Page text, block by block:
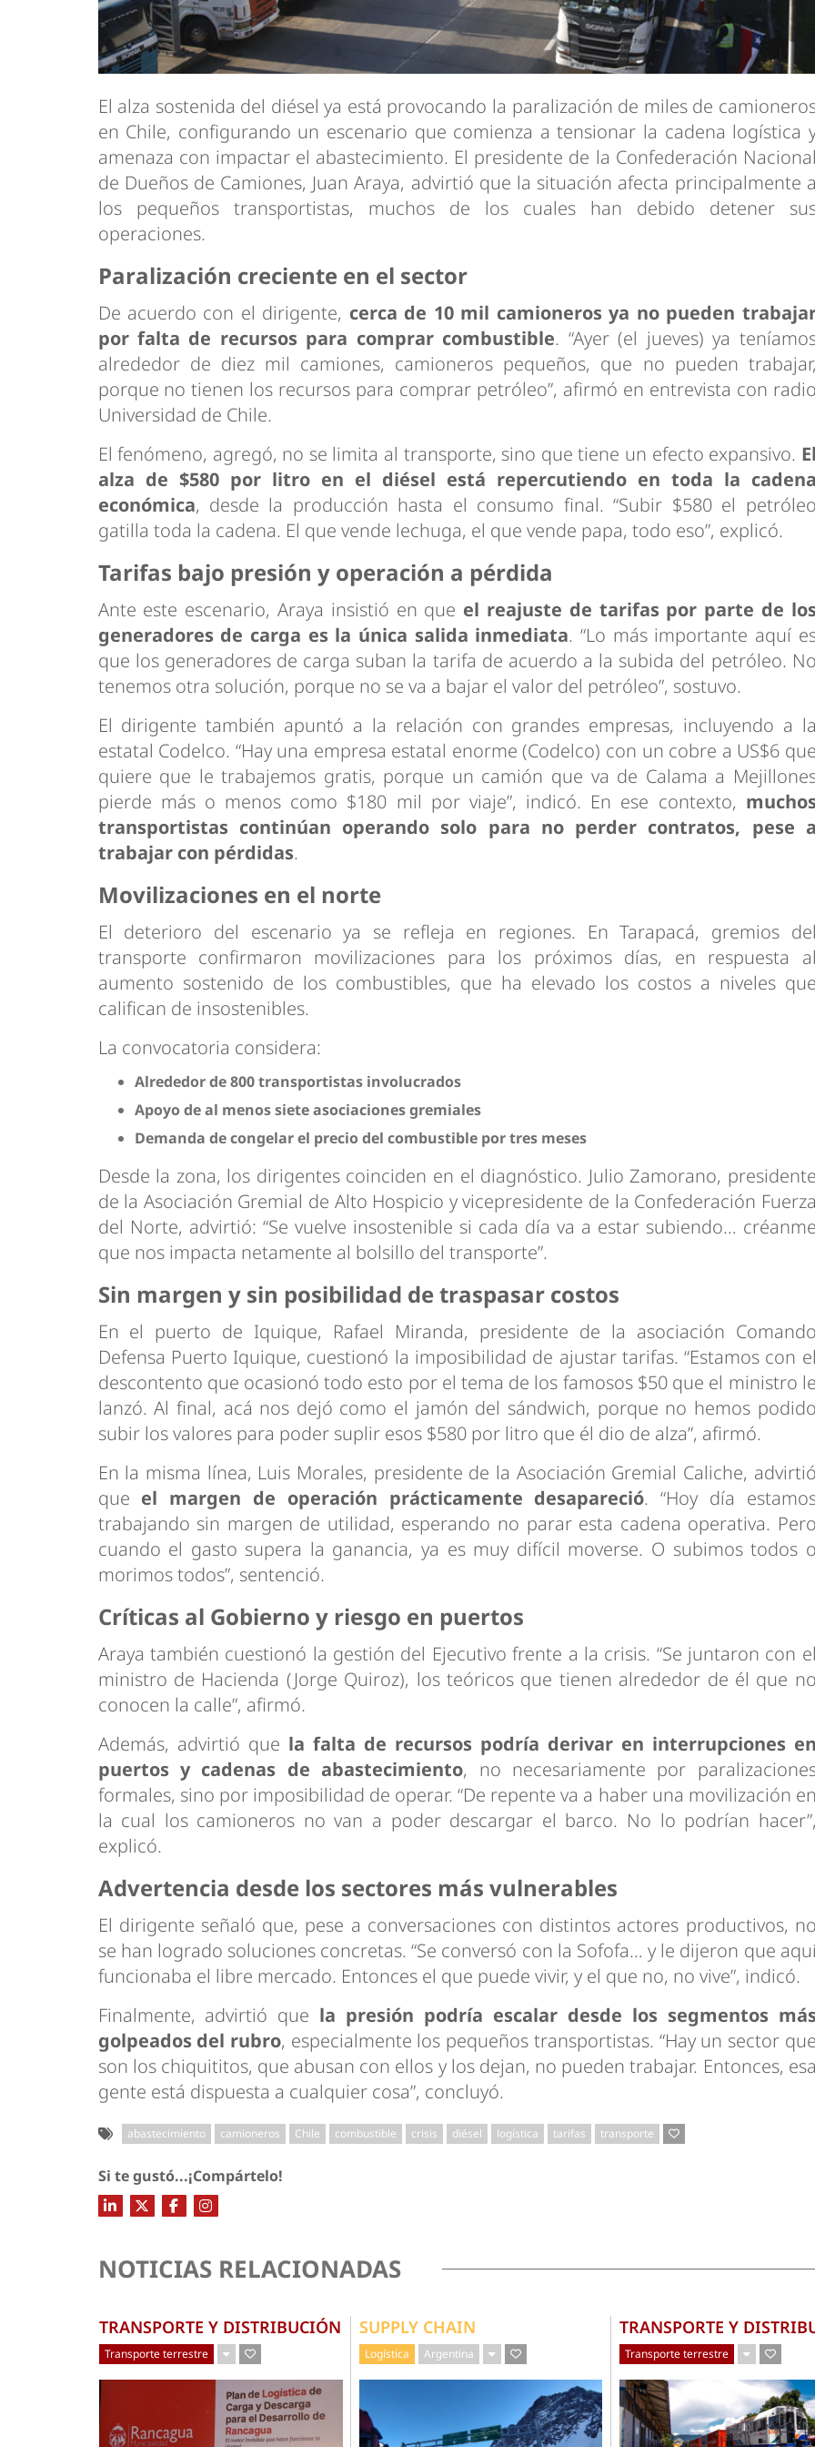
El alza sostenida del diésel ya está provocando la paralización de miles de
en Chile, configurando un escenario que comienza a tensionar la cadena logística
amenaza con impactar el abastecimiento. El presidente de la Confederación Nacional
de Dueños de Camiones, Juan Araya, advirtió que la situación afecta principalmente a
los pequeños transportistas, muchos de los cuales han debido detener
operaciones.
Paralización creciente en el sector
De acuerdo con el dirigente, cerca de 10 mil camioneros ya no pueden
por falta de recursos para comprar combustible. “Ayer (el jueves) ya
alrededor de diez mil camiones, camioneros pequeños, que no pueden trabajar,
porque no tienen los recursos para comprar petróleo”, afirmó en entrevista con radio
Universidad de Chile.
El fenómeno, agregó, no se limita al transporte, sino que tiene un efecto expansivo. El
alza de $580 por litro en el diésel está repercutiendo en toda la cadena
económica, desde la producción hasta el consumo final. “Subir $580 el petróleo
gatilla toda la cadena. El que vende lechuga, el que vende papa, todo eso”, explicó.
Tarifas bajo presión y operación a pérdida
Ante este escenario, Araya insistió en que el reajuste de tarifas por parte de
generadores de carga es la única salida inmediata. “Lo más importante aquí
que los generadores de carga suban la tarifa de acuerdo a la subida del petróleo. No
tenemos otra solución, porque no se va a bajar el valor del petróleo”, sostuvo.
El dirigente también apuntó a la relación con grandes empresas, incluyendo a la
estatal Codelco. “Hay una empresa estatal enorme (Codelco) con un cobre a US$6 que
quiere que le trabajemos gratis, porque un camión que va de Calama a
pierde más o menos como $180 mil por viaje”, indicó. En ese contexto,
transportistas continúan operando solo para no perder contratos, pese a
trabajar con pérdidas.
Movilizaciones en el norte
El deterioro del escenario ya se refleja en regiones. En Tarapacá, gremios del
transporte confirmaron movilizaciones para los próximos días, en respuesta al
aumento sostenido de los combustibles, que ha elevado los costos a niveles que
califican de insostenibles.
La convocatoria considera:
Alrededor de 800 transportistas involucrados
Apoyo de al menos siete asociaciones gremiales
Demanda de congelar el precio del combustible por tres meses
Desde la zona, los dirigentes coinciden en el diagnóstico. Julio Zamorano, presidente
de la Asociación Gremial de Alto Hospicio y vicepresidente de la Confederación Fuerza
del Norte, advirtió: “Se vuelve insostenible si cada día va a estar subiendo… créanme
que nos impacta netamente al bolsillo del transporte”.
Sin margen y sin posibilidad de traspasar costos
En el puerto de Iquique, Rafael Miranda, presidente de la asociación Comando
Defensa Puerto Iquique, cuestionó la imposibilidad de ajustar tarifas. “Estamos con el
descontento que ocasionó todo esto por el tema de los famosos $50 que el ministro le
lanzó. Al final, acá nos dejó como el jamón del sándwich, porque no hemos podido
subir los valores para poder suplir esos $580 por litro que él dio de alza”, afirmó.
En la misma línea, Luis Morales, presidente de la Asociación Gremial Caliche, advirtió
que el margen de operación prácticamente desapareció. “Hoy día
trabajando sin margen de utilidad, esperando no parar esta cadena operativa. Pero
cuando el gasto supera la ganancia, ya es muy difícil moverse. O subimos todos o
morimos todos”, sentenció.
Críticas al Gobierno y riesgo en puertos
Araya también cuestionó la gestión del Ejecutivo frente a la crisis. “Se juntaron con el
ministro de Hacienda (Jorge Quiroz), los teóricos que tienen alrededor de él que no
conocen la calle”, afirmó.
Además, advirtió que la falta de recursos podría derivar en interrupciones en
puertos y cadenas de abastecimiento, no necesariamente por
formales, sino por imposibilidad de operar. “De repente va a haber una movilización en
la cual los camioneros no van a poder descargar el barco. No lo podrían hacer”,
explicó.
Advertencia desde los sectores más vulnerables
El dirigente señaló que, pese a conversaciones con distintos actores productivos, no
se han logrado soluciones concretas. “Se conversó con la Sofofa… y le dijeron que
funcionaba el libre mercado. Entonces el que puede vivir, y el que no, no vive”, indicó.
Finalmente, advirtió que la presión podría escalar desde los segmentos
golpeados del rubro, especialmente los pequeños transportistas. “Hay un sector que
son los chiquititos, que abusan con ellos y los dejan, no pueden trabajar. Entonces, esa
gente está dispuesta a cualquier cosa”, concluyó.
abastecimiento camioneros Chile combustible crisis diésel logística tarifas transporte
Si te gustó...¡Compártelo!
NOTICIAS RELACIONADAS
TRANSPORTE Y DISTRIBUCIÓN
Transporte terrestre
SUPPLY CHAIN
Logística Argentina
TRANSPORTE Y
Transporte terrestre